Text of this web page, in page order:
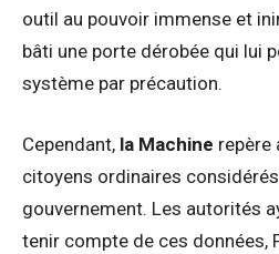
outil au pouvoir immense et
bâti une porte dérobée qui lui
système par précaution.
Cependant, la Machine repère
citoyens ordinaires
gouvernement. Les autorités
tenir compte de ces données,